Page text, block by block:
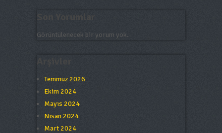
Görüntülenecek bir yorum yok.
Temmuz 2026
Ekim 2024
Mayıs 2024
Nisan 2024
Mart 2024